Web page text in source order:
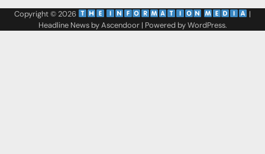
Copyright © 2026
|
Headline News byAscendoor| Powered byWordPress.